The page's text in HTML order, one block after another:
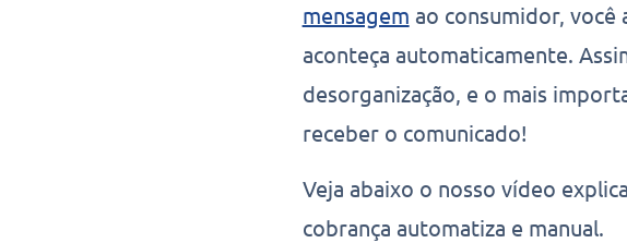
mensagem ao consumidor, você
aconteça automaticamente.
desorganização, e o mais
receber o comunicado!
Veja abaixo o nosso vídeo
cobrança automatiza e manual.